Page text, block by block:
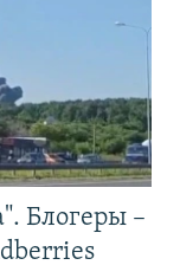
Блогеры –